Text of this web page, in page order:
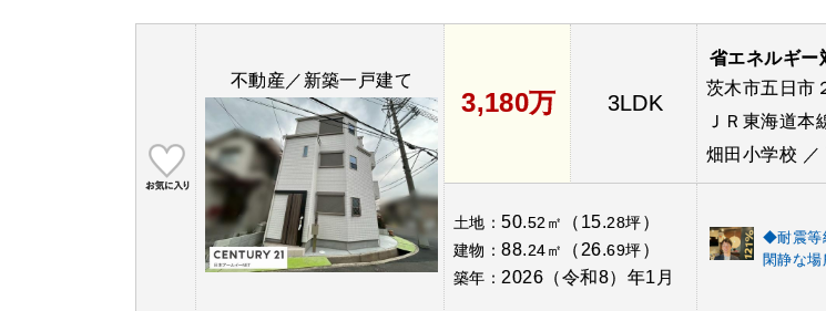
不動産／新築一戸建て
3,180万 3LDK
省エネルギー
茨木市五日市
ＪＲ東海道本
畑田小学校 ／
土地：50.52㎡ （15.28坪）
建物：88.24㎡ （26.69坪）
築年： 2026（令和8）年1月
◆耐震等
閑静な場